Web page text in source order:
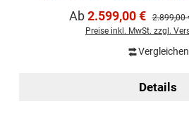
Verkaufspreis:
Ab2.599,00 € 2.899,00
Preise inkl. MwSt. zzgl.
Vergleichen
Details